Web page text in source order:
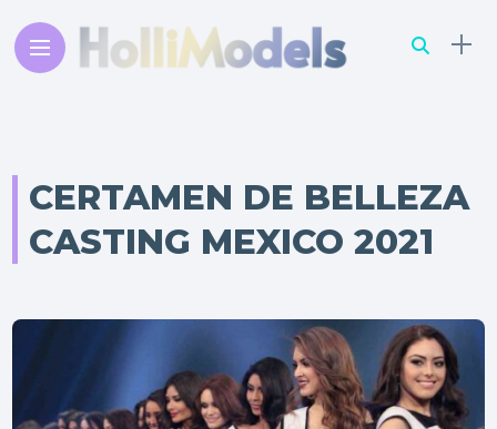
CERTAMEN DE BELLEZA
CASTING MEXICO 2021